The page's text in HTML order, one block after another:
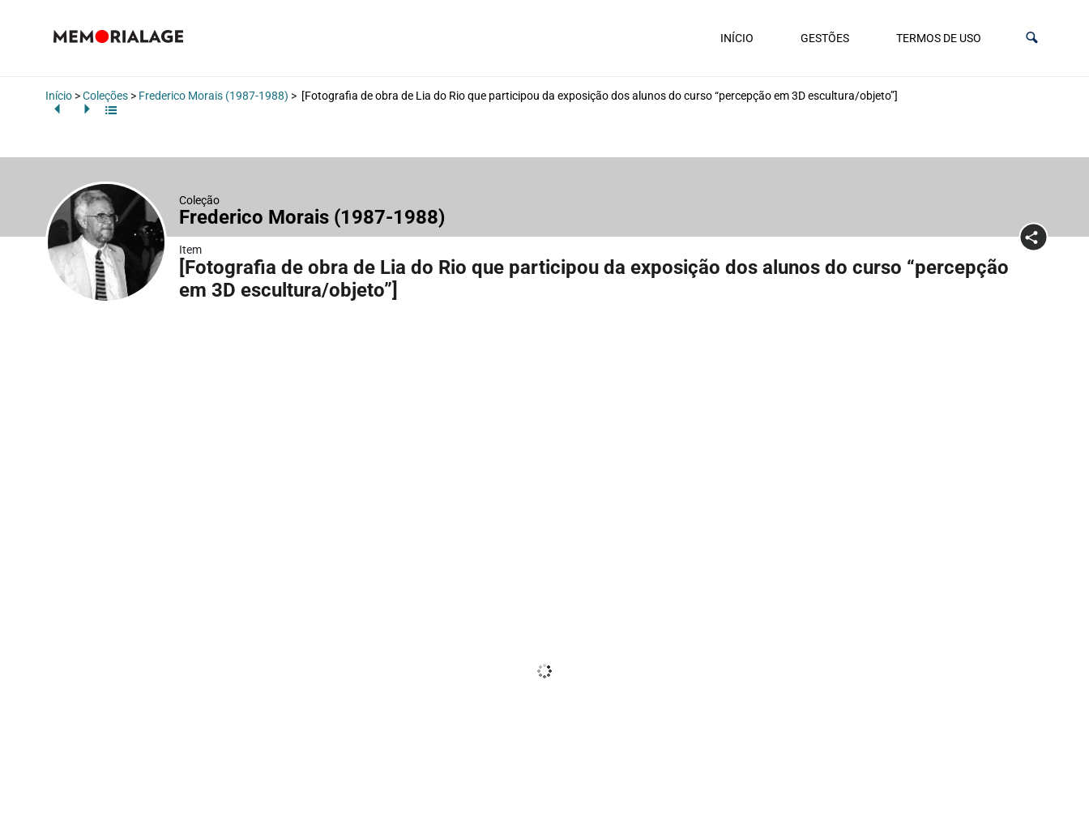
INÍCIO GESTÕES TERMOS DE USO
Início >Coleções > Frederico Morais (1987-1988) > [Fotografia de obra de Lia do Rio que participou da exposição dos alunos do curso “percepção em 3D escultura/objeto”]
Coleção
Frederico Morais (1987-1988)
Item
[Fotografia de obra de Lia do Rio que participou da exposição dos alunos do curso “percepção
em 3D escultura/objeto”]